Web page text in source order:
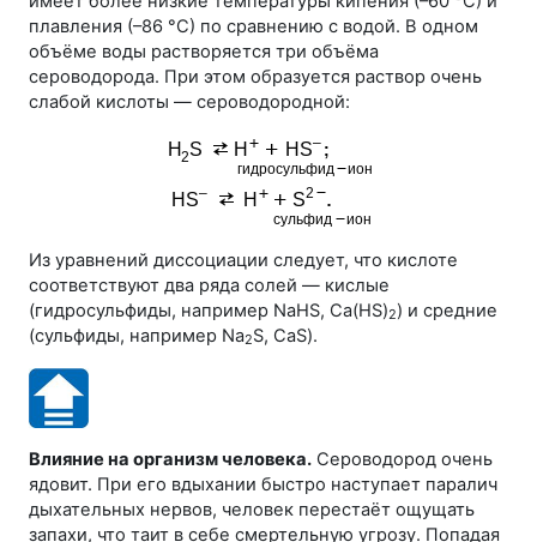
плавления (–86 °С) по сравнению с водой. В одном
объёме воды растворяется три объёма
сероводорода. При этом образуется раствор очень
слабой кислоты — сероводородной:
Из уравнений диссоциации следует, что кислоте
соответствуют два ряда солей — кислые
(гидросульфиды, например NaHS, Ca(HS)2) и средние
(сульфиды, например Na2S, CaS).
Влияние на организм человека. Сероводород очень
ядовит. При его вдыхании быстро наступает паралич
дыхательных нервов, человек перестаёт ощущать
запахи, что таит в себе смертельную угрозу. Попадая